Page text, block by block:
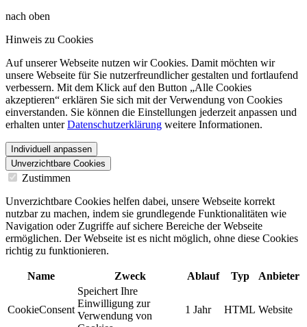
nach oben
Hinweis zu Cookies
Auf unserer Webseite nutzen wir Cookies. Damit möchten wir
unsere Webseite für Sie nutzerfreundlicher gestalten und fortlaufend
verbessern. Mit dem Klick auf den Button „Alle Cookies
akzeptieren“ erklären Sie sich mit der Verwendung von Cookies
einverstanden. Sie können die Einstellungen jederzeit anpassen und
erhalten unterDatenschutzerklärung weitere Informationen.
Individuell anpassen
Unverzichtbare Cookies
Zustimmen
Unverzichtbare Cookies helfen dabei, unsere Webseite korrekt
nutzbar zu machen, indem sie grundlegende Funktionalitäten wie
Navigation oder Zugriffe auf sichere Bereiche der Webseite
ermöglichen. Der Webseite ist es nicht möglich, ohne diese Cookies
richtig zu funktionieren.
Name Zweck Ablauf Typ Anbieter
CookieConsent
Speichert Ihre
Einwilligung zur
Verwendung von
1 Jahr HTML Website